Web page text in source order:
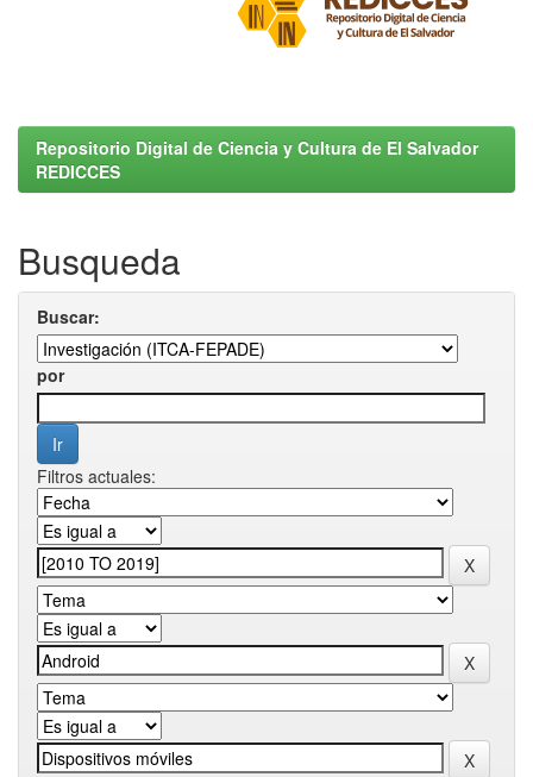
Repositorio Digital de Ciencia y Cultura de El Salvador
REDICCES
Busqueda
Buscar:
por
Filtros actuales: